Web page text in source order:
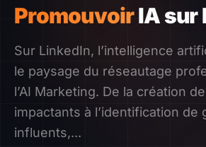
Gagner
Ressources
Témoignages
Guide
PromouvoirIA sur
Sur LinkedIn, l’intelligence
le paysage du réseautage
l’AI Marketing. De la création
impactants à l’identification de
influents,...